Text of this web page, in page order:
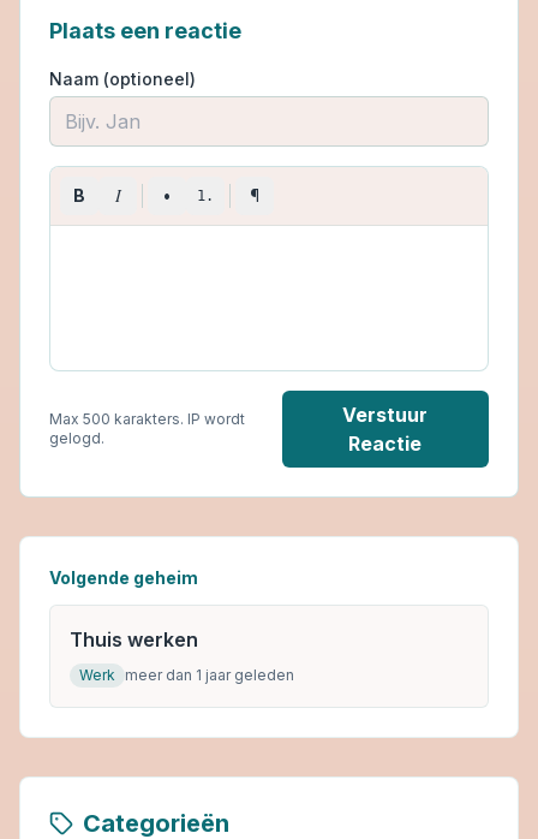
Plaats een reactie
Naam (optioneel)
B I • 1. ¶
Max 500 karakters. IP wordt
gelogd.
Verstuur
Reactie
Volgende geheim
Thuis werken
Werk meer dan 1 jaar geleden
Categorieën